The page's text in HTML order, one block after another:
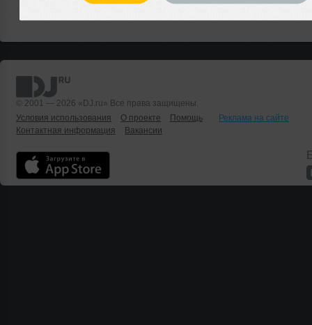
© 2001 — 2026 «DJ.ru» Все права защищены.
Условия использования
О проекте Помощь
Реклама на сайте
Контактная информация
Вакансии